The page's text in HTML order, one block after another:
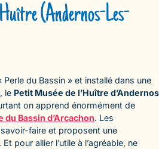
(Andernos-Les-
du Bassin » et installé dans une
le Petit Musée de l’Huître d’Andernos
on apprend énormément de
du Bassin d’Arcachon. Les
faire et proposent une
pour allier l’utile à l’agréable, ne